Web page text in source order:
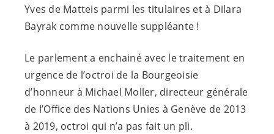
Yves de Matteis parmi les titulaires et à Dilara
Bayrak comme nouvelle suppléante !
Le parlement a enchainé avec le traitement en
urgence de l’octroi de la Bourgeoisie
d’honneur à Michael Moller, directeur générale
de l’Office des Nations Unies à Genève de 2013
à 2019, octroi qui n’a pas fait un pli.